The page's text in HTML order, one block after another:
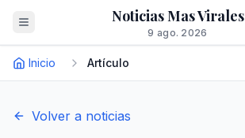
Noticias Mas Virales
9 ago. 2026
Inicio Artículo
Volver a noticias